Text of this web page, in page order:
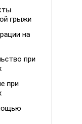
грыжи
на
при
при